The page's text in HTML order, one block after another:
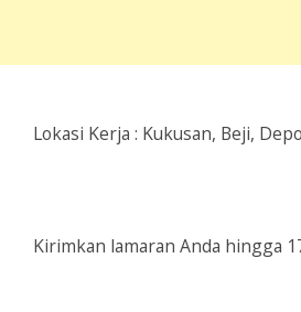
Lokasi Kerja : Kukusan, Beji,
Kirimkan lamaran Anda hingga